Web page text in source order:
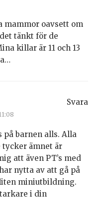
mammor oavsett om
tänkt för de
killar är 11 och 13
barnen alls. Alla
tycker ämnet är
att även PT’s med
nytta av att gå på
miniutbildning.
i din
Svara